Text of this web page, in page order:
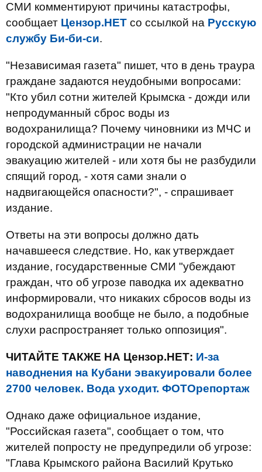
СМИ комментируют причины катастрофы,
сообщает Цензор.НЕТ со ссылкой на Русскую
службу Би-би-си.
"Независимая газета" пишет, что в день траура
граждане задаются неудобными вопросами:
"Кто убил сотни жителей Крымска - дожди или
непродуманный сброс воды из
водохранилища? Почему чиновники из МЧС и
городской администрации не начали
эвакуацию жителей - или хотя бы не разбудили
спящий город, - хотя сами знали о
надвигающейся опасности?", - спрашивает
издание.
Ответы на эти вопросы должно дать
начавшееся следствие. Но, как утверждает
издание, государственные СМИ "убеждают
граждан, что об угрозе паводка их адекватно
информировали, что никаких сбросов воды из
водохранилища вообще не было, а подобные
слухи распространяет только оппозиция".
ЧИТАЙТЕ ТАКЖЕ НА Цензор.НЕТ: И-за
наводнения на Кубани эвакуировали более
2700 человек. Вода уходит. ФОТОрепортаж
Однако даже официальное издание,
"Российская газета", сообщает о том, что
жителей попросту не предупредили об угрозе:
"Глава Крымского района Василий Крутько